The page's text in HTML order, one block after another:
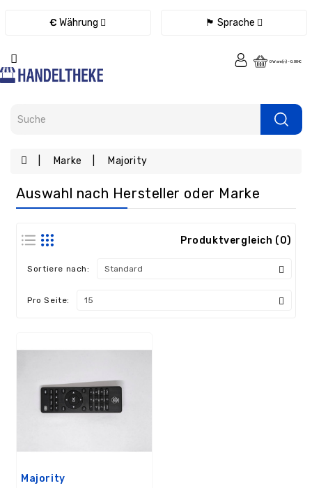
€ Währung 🏴 Sprache
Fernbedienungen
Ladegeräte
eBook
Tablet
Ersatzteile
Handy
Ersatzteile
Laptop
Ersatzteile
Ersatzteile
Sonstiges
0 Ware(n) - 0.00€
Marke Majority
Auswahl nach Hersteller oder Marke
Produktvergleich (0)
Sortiere nach:
Pro Seite:
Majority